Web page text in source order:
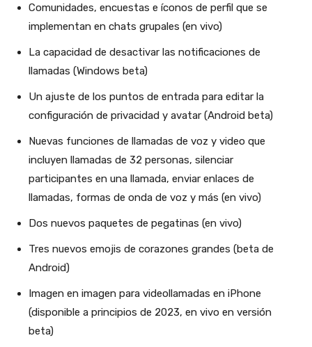
Comunidades, encuestas e íconos de perfil que se
implementan en chats grupales (en vivo)
La capacidad de desactivar las notificaciones de
llamadas (Windows beta)
Un ajuste de los puntos de entrada para editar la
configuración de privacidad y avatar (Android beta)
Nuevas funciones de llamadas de voz y video que
incluyen llamadas de 32 personas, silenciar
participantes en una llamada, enviar enlaces de
llamadas, formas de onda de voz y más (en vivo)
Dos nuevos paquetes de pegatinas (en vivo)
Tres nuevos emojis de corazones grandes (beta de
Android)
Imagen en imagen para videollamadas en iPhone
(disponible a principios de 2023, en vivo en versión
beta)